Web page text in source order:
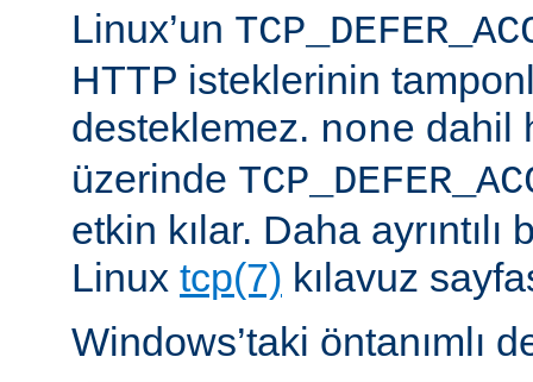
Linux’un
HTTP isteklerinin
desteklemez. none dahil
üzerinde
etkin kılar. Daha
Linux tcp(7) kılavuz
Windows’taki öntanımlı